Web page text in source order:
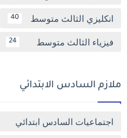
انكليزي الثالث متوسط 40
فيزياء الثالث متوسط 24
ملازم السادس الابتدائي
اجتماعيات السادس ابتدائي